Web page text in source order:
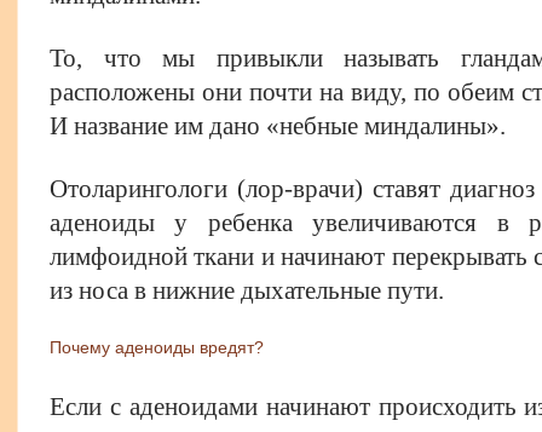
То, что мы привыкли называть
расположены они почти на виду, по обеим
И название им дано «небные миндалины».
Отоларингологи (лор-врачи) ставят
аденоиды у ребенка увеличиваются в
лимфоидной ткани и начинают перекрывать
из носа в нижние дыхательные пути.
Почему аденоиды вредят?
Если с аденоидами начинают происходить